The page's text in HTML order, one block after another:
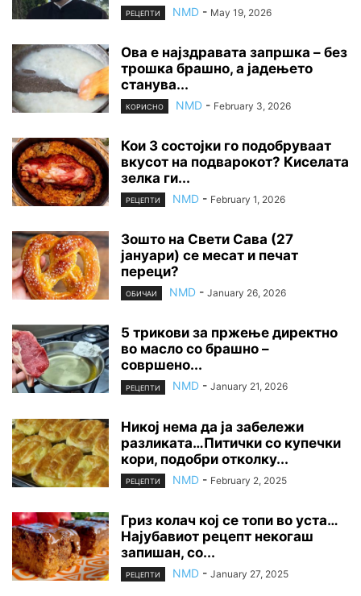
РЕЦЕПТИ NMD - May 19, 2026
Ова е најздравата запршка – без
трошка брашно, а јадењето
станува...
КОРИСНО NMD - February 3, 2026
Кои 3 состојки го подобруваат
вкусот на подварокот? Киселата
зелка ги...
РЕЦЕПТИ NMD - February 1, 2026
Зошто на Свети Сава (27
јануари) се месат и печат
переци?
ОБИЧАИ NMD - January 26, 2026
5 трикови за пржење директно
во масло со брашно –
совршено...
РЕЦЕПТИ NMD - January 21, 2026
Никој нема да ја забележи
разликата…Питички со купечки
кори, подобри отколку...
РЕЦЕПТИ NMD - February 2, 2025
Гриз колач кој се топи во уста…
Најубавиот рецепт некогаш
запишан, со...
РЕЦЕПТИ NMD - January 27, 2025